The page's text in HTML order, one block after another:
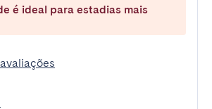
é ideal para estadias mais